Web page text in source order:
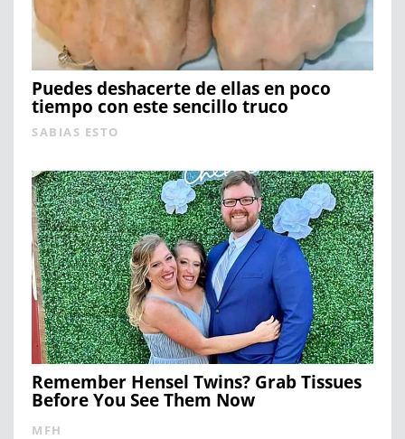
Puedes deshacerte de ellas en poco
tiempo con este sencillo truco
SABIAS ESTO
Remember Hensel Twins? Grab Tissues
Before You See Them Now
MFH